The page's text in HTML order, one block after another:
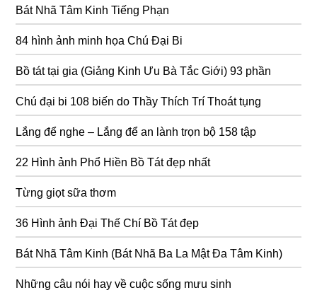
Bát Nhã Tâm Kinh Tiếng Phạn
84 hình ảnh minh họa Chú Đại Bi
Bồ tát tại gia (Giảng Kinh Ưu Bà Tắc Giới) 93 phần
Chú đại bi 108 biến do Thầy Thích Trí Thoát tụng
Lắng để nghe – Lắng để an lành trọn bộ 158 tập
22 Hình ảnh Phổ Hiền Bồ Tát đẹp nhất
Từng giọt sữa thơm
36 Hình ảnh Đại Thế Chí Bồ Tát đẹp
Bát Nhã Tâm Kinh (Bát Nhã Ba La Mật Đa Tâm Kinh)
Những câu nói hay về cuộc sống mưu sinh